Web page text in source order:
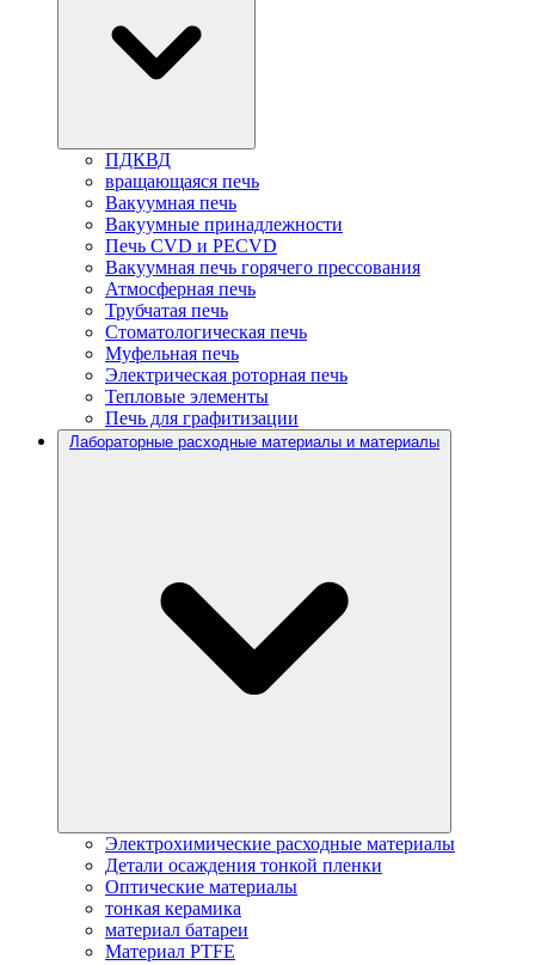
ПДКВД
вращающаяся печь
Вакуумная печь
Вакуумные принадлежности
Печь CVD и PECVD
Вакуумная печь горячего прессования
Атмосферная печь
Трубчатая печь
Стоматологическая печь
Муфельная печь
Электрическая роторная печь
Тепловые элементы
Печь для графитизации
Лабораторные расходные материалы и материалы
Электрохимические расходные материалы
Детали осаждения тонкой пленки
Оптические материалы
тонкая керамика
материал батареи
Материал PTFE